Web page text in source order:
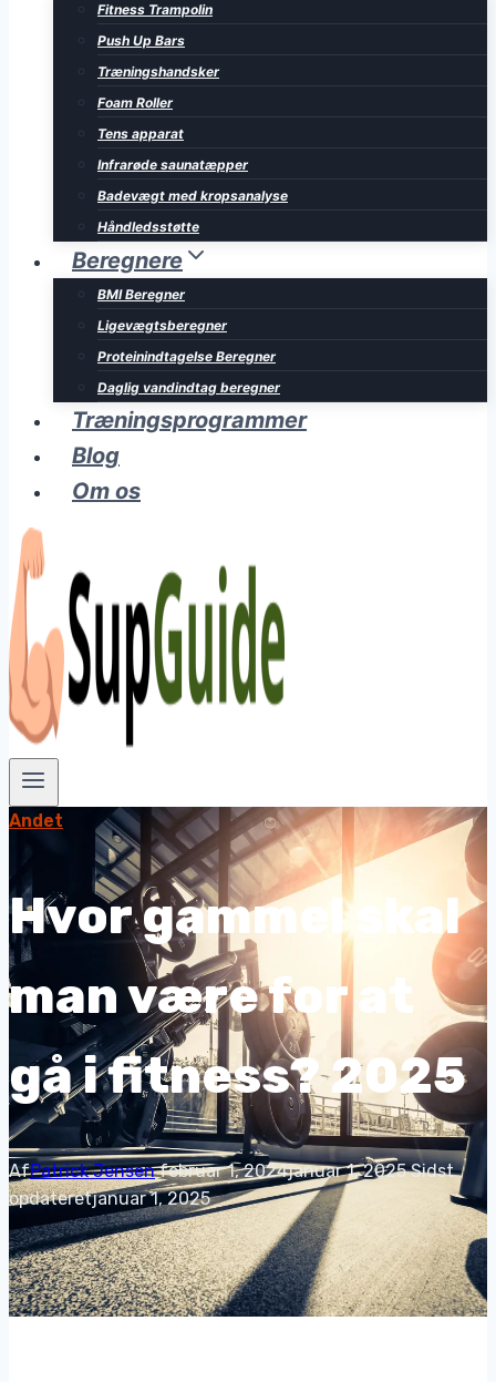
Fitness Trampolin
Push Up Bars
Træningshandsker
Foam Roller
Tens apparat
Infrarøde saunatæpper
Badevægt med kropsanalyse
Håndledsstøtte
Beregnere
BMI Beregner
Ligevægtsberegner
Proteinindtagelse Beregner
Daglig vandindtag beregner
Træningsprogrammer
Blog
Om os
Andet
Hvor gammel skal
man være for at
gå i fitness? 2025
AfPatrick Jensen februar 1, 2024januar 1, 2025 Sidst
opdateretjanuar 1, 2025